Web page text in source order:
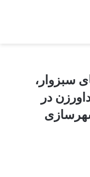
سبزوار،
در